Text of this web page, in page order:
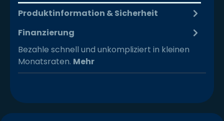
Produktinformation & Sicherheit
Finanzierung
Bezahle schnell und unkompliziert in kleinen
Monatsraten. Mehr